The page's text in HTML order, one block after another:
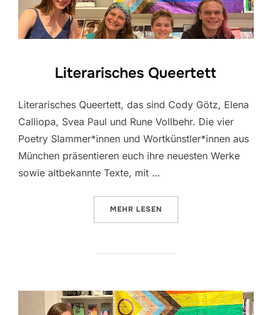
Literarisches Queertett
Literarisches Queertett, das sind Cody Götz, Elena
Calliopa, Svea Paul und Rune Vollbehr. Die vier
Poetry Slammer*innen und Wortkünstler*innen aus
München präsentieren euch ihre neuesten Werke
sowie altbekannte Texte, mit …
MEHR ÜBER „LITERARISCHES
LESEN